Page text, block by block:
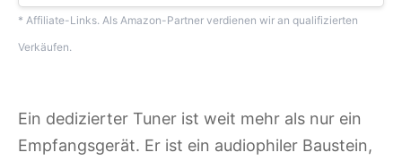
* Affiliate-Links. Als Amazon-Partner verdienen wir an qualifizierten
Verkäufen.
Ein dedizierter Tuner ist weit mehr als nur ein
Empfangsgerät. Er ist ein audiophiler Baustein,